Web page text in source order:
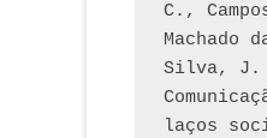
C.,
Machado
Silva, J.
laços